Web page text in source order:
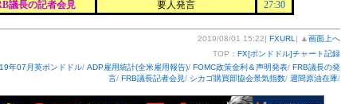
議長の記者会見 要人発言 27:30
2019/08/01 15:22| FXURL | ▲ 画面上へ
TOP： FX[ポンドドル]チャート記録
年07月英ポンドドル/ ADP雇用統計(全米雇用報告)/ FOMC政策金利＆声明発表/ FRB議長の発
言/ FRB議長記者会見/ シカゴ購買部協会景気指数/ 週間原油在庫/